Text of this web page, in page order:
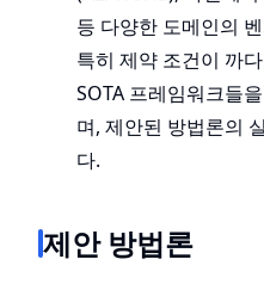
등 다양한 도메인의
특히 제약 조건이 까
SOTA 프레임워크들
며, 제안된 방법론의
다.
제안 방법론